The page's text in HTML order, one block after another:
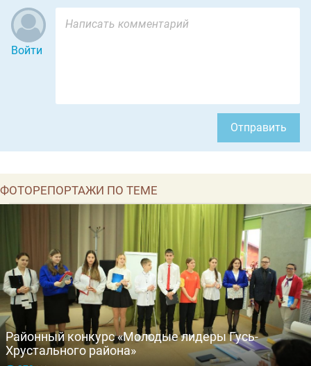
Войти
Отправить
ФОТОРЕПОРТАЖИ ПО ТЕМЕ
Районный конкурс «Молодые лидеры Гусь-
Хрустального района»